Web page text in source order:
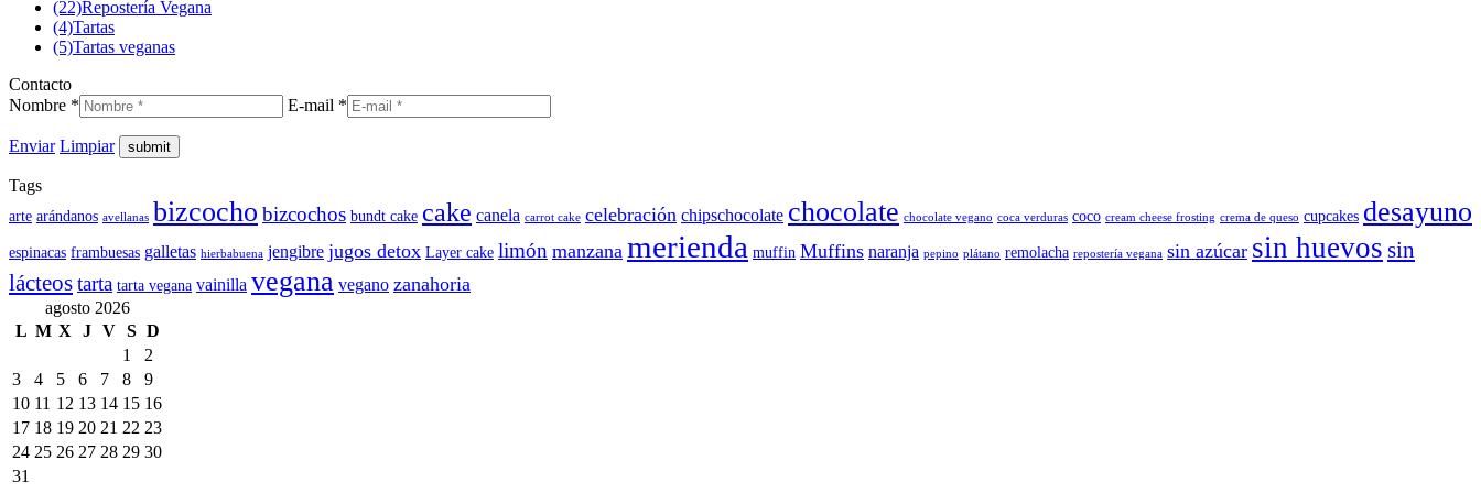
(22)Repostería Vegana
(4)Tartas
(5)Tartas veganas
Contacto
Nombre *
E-mail *
Enviar Limpiar
Tags
arte arándanos avellanas bizcocho bizcochos bundt cake cake canela carrot cake celebración chipschocolate chocolate chocolate vegano coca verduras coco cream cheese frosting crema de queso cupcakes desayuno
espinacas frambuesas galletas hierbabuena jengibre jugos detox Layer cake limón manzana merienda muffin Muffins naranja pepino plátano remolacha repostería vegana sin azúcar sin huevos sin
lácteostarta tarta vegana vainilla vegana vegano zanahoria
agosto 2026
L M X J V S D
1
2
3
4 5 6 7 8
9
10 11 12 13 14 15 16
17 18 19 20 21 22 23
24 25 26 27 28 29 30
31